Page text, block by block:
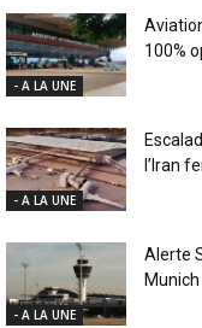
- A LA UNE
100%
- A LA UNE
l’Iran
- A LA UNE
Alerte
Munich